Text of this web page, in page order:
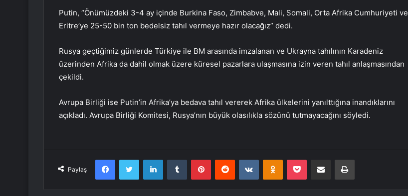
Putin, “Önümüzdeki 3-4 ay içinde Burkina Faso, Zimbabve, Mali, Somali, Orta Afrika Cumhuriyeti ve
Eritre’ye 25-50 bin ton bedelsiz tahıl vermeye hazır olacağız” dedi.
Rusya geçtiğimiz günlerde Türkiye ile BM arasında imzalanan ve Ukrayna tahılının Karadeniz
üzerinden Afrika da dahil olmak üzere küresel pazarlara ulaşmasına izin veren tahıl anlaşmasından
çekildi.
Avrupa Birliği ise Putin’in Afrika’ya bedava tahıl vererek Afrika ülkelerini yanılttığına inandıklarını
açıkladı. Avrupa Birliği Komitesi, Rusya’nın büyük olasılıkla sözünü tutmayacağını söyledi.
Paylaş
FacebookTwitter LinkedInTumblr PinterestReddit VKontakteOdnoklassniki
Pocket E-Posta ile paylaş Yazdır